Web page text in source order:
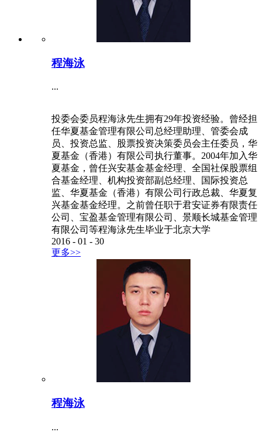
程海泳
...
投委会委员程海泳先生拥有29年投资经验。曾经担
任华夏基金管理有限公司总经理助理、管委会成
员、投资总监、股票投资决策委员会主任委员，华
夏基金（香港）有限公司执行董事。2004年加入华
夏基金，曾任兴安基金基金经理、全国社保股票组
合基金经理、机构投资部副总经理、国际投资总
监、华夏基金（香港）有限公司行政总裁、华夏复
兴基金基金经理。之前曾任职于君安证券有限责任
公司、宝盈基金管理有限公司、景顺长城基金管理
有限公司等程海泳先生毕业于北京大学
2016 - 01 - 30
更多>>
程海泳
...